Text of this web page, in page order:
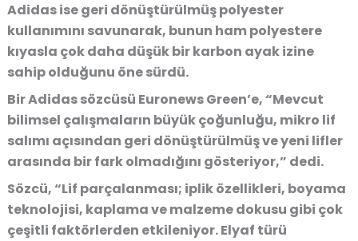
Adidas ise geri dönüştürülmüş polyester
kullanımını savunarak, bunun ham polyestere
kıyasla çok daha düşük bir karbon ayak izine
sahip olduğunu öne sürdü.
Bir Adidas sözcüsü Euronews Green’e, “Mevcut
bilimsel çalışmaların büyük çoğunluğu, mikro lif
salımı açısından geri dönüştürülmüş ve yeni lifler
arasında bir fark olmadığını gösteriyor,” dedi.
Sözcü, “Lif parçalanması; iplik özellikleri, boyama
teknolojisi, kaplama ve malzeme dokusu gibi çok
çeşitli faktörlerden etkileniyor. Elyaf türü